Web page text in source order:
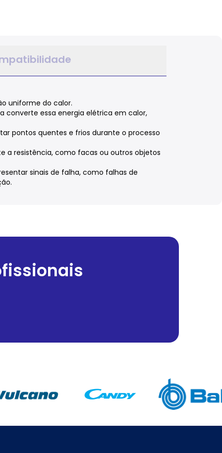
uniforme do calor.
converte essa energia elétrica em calor,
pontos quentes e frios durante o processo
a resistência, como facas ou outros objetos
sinais de falha, como falhas de